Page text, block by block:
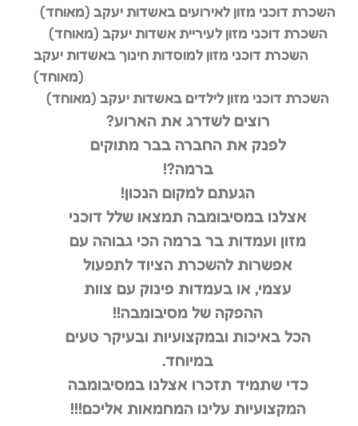
השכרת דוכני מזון לאירועים באשדות יעקב (מאוחד)
השכרת דוכני מזון לעיריית אשדות יעקב (מאוחד)
השכרת דוכני מזון למוסדות חינוך באשדות יעקב
(מאוחד)
השכרת דוכני מזון לילדים באשדות יעקב (מאוחד)
רוצים לשדרג את הארוע?
לפנק את החברה בבר מתוקים
ברמה?!
הגעתם למקום הנכון!
אצלנו במסיבומבה תמצאו שלל דוכני
מזון ועמדות בר ברמה הכי גבוהה עם
אפשרות להשכרת הציוד לתפעול
עצמי, או בעמדות פינוק עם צוות
ההפקה של מסיבומבה!!
הכל באיכות ובמקצועיות ובעיקר טעים
במיוחד.
כדי שתמיד תזכרו אצלנו במסיבומבה
המקצועיות עלינו המחמאות אליכם!!!